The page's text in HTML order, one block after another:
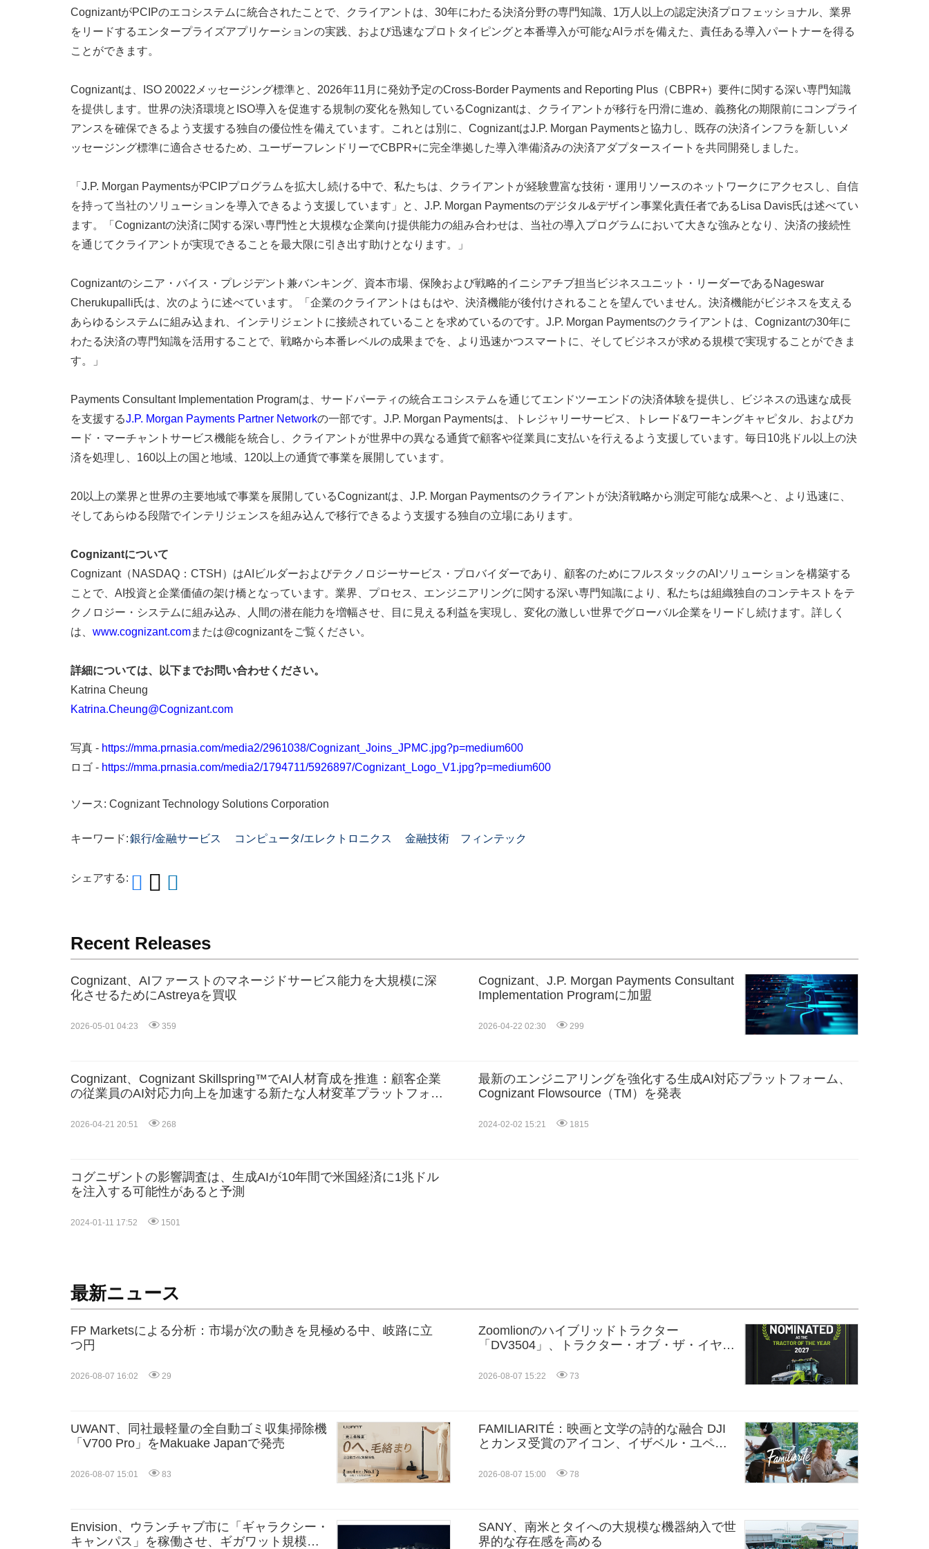
CognizantがPCIPのエコシステムに統合されたことで、クライアントは、30年にわたる決済分野の専門知識、1万人以上の認定決済プロフェッショナル、業界
をリードするエンタープライズアプリケーションの実践、および迅速なプロトタイピングと本番導入が可能なAIラボを備えた、責任ある導入パートナーを得る
ことができます。
Cognizantは、ISO 20022メッセージング標準と、2026年11月に発効予定のCross-Border Payments and Reporting Plus（CBPR+）要件に関する深い専門知識
を提供します。世界の決済環境とISO導入を促進する規制の変化を熟知しているCognizantは、クライアントが移行を円滑に進め、義務化の期限前にコンプライ
アンスを確保できるよう支援する独自の優位性を備えています。これとは別に、CognizantはJ.P. Morgan Paymentsと協力し、既存の決済インフラを新しいメ
ッセージング標準に適合させるため、ユーザーフレンドリーでCBPR+に完全準拠した導入準備済みの決済アダプタースイートを共同開発しました。
「J.P. Morgan PaymentsがPCIPプログラムを拡大し続ける中で、私たちは、クライアントが経験豊富な技術・運用リソースのネットワークにアクセスし、自信
を持って当社のソリューションを導入できるよう支援しています」と、J.P. Morgan Paymentsのデジタル&デザイン事業化責任者であるLisa Davis氏は述べてい
ます。「Cognizantの決済に関する深い専門性と大規模な企業向け提供能力の組み合わせは、当社の導入プログラムにおいて大きな強みとなり、決済の接続性
を通じてクライアントが実現できることを最大限に引き出す助けとなります。」
Cognizantのシニア・バイス・プレジデント兼バンキング、資本市場、保険および戦略的イニシアチブ担当ビジネスユニット・リーダーであるNageswar
Cherukupalli氏は、次のように述べています。「企業のクライアントはもはや、決済機能が後付けされることを望んでいません。決済機能がビジネスを支える
あらゆるシステムに組み込まれ、インテリジェントに接続されていることを求めているのです。J.P. Morgan Paymentsのクライアントは、Cognizantの30年に
わたる決済の専門知識を活用することで、戦略から本番レベルの成果までを、より迅速かつスマートに、そしてビジネスが求める規模で実現することができま
す。」
Payments Consultant Implementation Programは、サードパーティの統合エコシステムを通じてエンドツーエンドの決済体験を提供し、ビジネスの迅速な成長
を支援するJ.P. Morgan Payments Partner Networkの一部です。J.P. Morgan Paymentsは、トレジャリーサービス、トレード&ワーキングキャピタル、およびカ
ード・マーチャントサービス機能を統合し、クライアントが世界中の異なる通貨で顧客や従業員に支払いを行えるよう支援しています。毎日10兆ドル以上の決
済を処理し、160以上の国と地域、120以上の通貨で事業を展開しています。
20以上の業界と世界の主要地域で事業を展開しているCognizantは、J.P. Morgan Paymentsのクライアントが決済戦略から測定可能な成果へと、より迅速に、
そしてあらゆる段階でインテリジェンスを組み込んで移行できるよう支援する独自の立場にあります。
Cognizantについて
Cognizant（NASDAQ：CTSH）はAIビルダーおよびテクノロジーサービス・プロバイダーであり、顧客のためにフルスタックのAIソリューションを構築する
ことで、AI投資と企業価値の架け橋となっています。業界、プロセス、エンジニアリングに関する深い専門知識により、私たちは組織独自のコンテキストをテ
クノロジー・システムに組み込み、人間の潜在能力を増幅させ、目に見える利益を実現し、変化の激しい世界でグローバル企業をリードし続けます。詳しく
は、 www.cognizant.comまたは@cognizantをご覧ください。
詳細については、以下までお問い合わせください。
Katrina Cheung
Katrina.Cheung@Cognizant.com
写真 - https://mma.prnasia.com/media2/2961038/Cognizant_Joins_JPMC.jpg?p=medium600
ロゴ - https://mma.prnasia.com/media2/1794711/5926897/Cognizant_Logo_V1.jpg?p=medium600
ソース: Cognizant Technology Solutions Corporation
キーワード:銀行/金融サービス コンピュータ/エレクトロニクス 金融技術 フィンテック
シェアする:
Recent Releases
Cognizant、AIファーストのマネージドサービス能力を大規模に深
化させるためにAstreyaを買収
2026-05-01 04:23 359
Cognizant、J.P. Morgan Payments Consultant
Implementation Programに加盟
2026-04-22 02:30 299
Cognizant、Cognizant Skillspring™でAI人材育成を推進：顧客企業
の従業員のAI対応力向上を加速する新たな人材変革プラットフォー
2026-04-21 20:51 268
最新のエンジニアリングを強化する生成AI対応プラットフォーム、
Cognizant Flowsource（TM）を発表
2024-02-02 15:21 1815
コグニザントの影響調査は、生成AIが10年間で米国経済に1兆ドル
を注入する可能性があると予測
2024-01-11 17:52 1501
最新ニュース
FP Marketsによる分析：市場が次の動きを見極める中、岐路に立
つ円
2026-08-07 16:02 29
Zoomlionのハイブリッドトラクター
「DV3504」、トラクター・オブ・ザ・イヤー
り、中国製高馬力農業機械分野で画期的成果
2026-08-07 15:22 73
UWANT、同社最軽量の全自動ゴミ収集掃除機
「V700 Pro」をMakuake Japanで発売
2026-08-07 15:01 83
FAMILIARITÉ：映画と文学の詩的な融合 DJI
とカンヌ受賞のアイコン、イザベル・ユペー
る -- 全編Osmo Pocket 4Pで撮影
2026-08-07 15:00 78
Envision、ウランチャブ市に「ギャラクシー・
キャンパス」を稼働させ、ギガワット規模の
SANY、南米とタイへの大規模な機器納入で世
界的な存在感を高める